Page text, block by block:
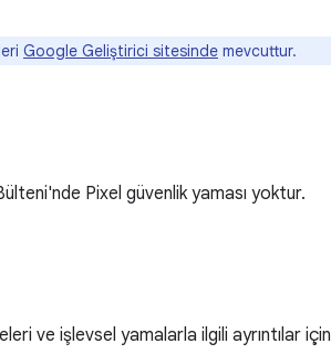
Google Geliştirici sitesinde mevcuttur.
Pixel güvenlik yaması yoktur.
ve işlevsel yamalarla ilgili ayrıntılar için